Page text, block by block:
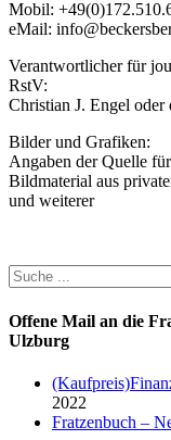
Mobil:
eMail:
Verantwortlicher für
RstV:
Christian J. Engel oder
Bilder und Grafiken:
Angaben der Quelle
Bildmaterial aus
und weiterer
Suche
nach:
Offene Mail an die
Ulzburg
2022
Fratzenbuch –